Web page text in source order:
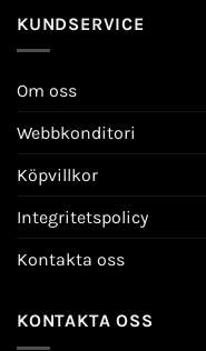
KUNDSERVICE
Om oss
Webbkonditori
Köpvillkor
Integritetspolicy
Kontakta oss
KONTAKTA OSS